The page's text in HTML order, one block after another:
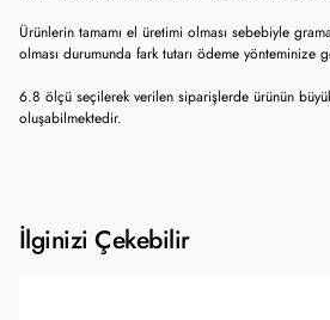
Ürünlerin tamamı el üretimi olması sebebiyle
olması durumunda fark tutarı ödeme yönteminize
6.8 ölçü seçilerek verilen siparişlerde ürünün
oluşabilmektedir.
İlginizi Çekebilir